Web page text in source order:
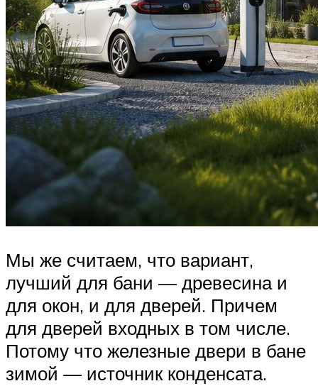
Мы же считаем, что вариант,
лучший для бани — древесина и
для окон, и для дверей. Причем
для дверей входных в том числе.
Потому что железные двери в бане
зимой — источник конденсата.